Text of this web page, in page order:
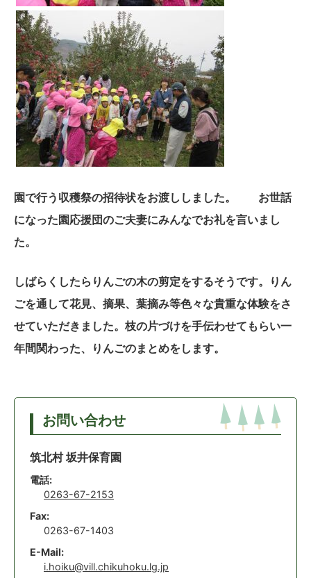
園で行う収穫祭の招待状をお渡ししました。
お世話
になった園応援団のご夫妻にみんなでお礼を言いまし
た。
しばらくしたらりんごの木の剪定をするそうです。りん
ごを通して花見、摘果、葉摘み等色々な貴重な体験をさ
せていただきました。枝の片づけを手伝わせてもらい一
年間関わった、りんごのまとめをします。
お問い合わせ
筑北村 坂井保育園
電話:
0263-67-2153
Fax:
0263-67-1403
E-Mail:
i.hoiku@vill.chikuhoku.lg.jp